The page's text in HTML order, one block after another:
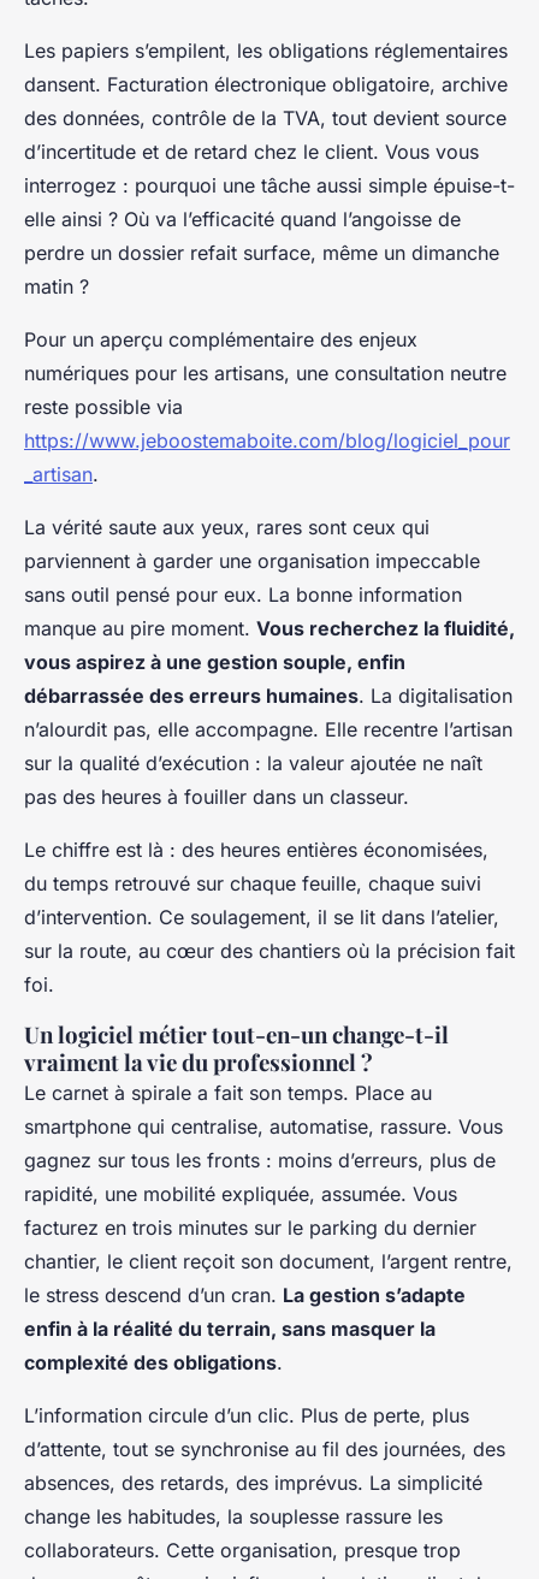
Les papiers s’empilent, les obligations réglementaires
dansent. Facturation électronique obligatoire, archive
des données, contrôle de la TVA, tout devient source
d’incertitude et de retard chez le client. Vous vous
interrogez : pourquoi une tâche aussi simple épuise-t-
elle ainsi ? Où va l’efficacité quand l’angoisse de
perdre un dossier refait surface, même un dimanche
matin ?
Pour un aperçu complémentaire des enjeux
numériques pour les artisans, une consultation neutre
reste possible via
https://www.jeboostemaboite.com/blog/logiciel_pour
_artisan.
La vérité saute aux yeux, rares sont ceux qui
parviennent à garder une organisation impeccable
sans outil pensé pour eux. La bonne information
manque au pire moment. Vous recherchez la fluidité,
vous aspirez à une gestion souple, enfin
débarrassée des erreurs humaines. La digitalisation
n’alourdit pas, elle accompagne. Elle recentre l’artisan
sur la qualité d’exécution : la valeur ajoutée ne naît
pas des heures à fouiller dans un classeur.
Le chiffre est là : des heures entières économisées,
du temps retrouvé sur chaque feuille, chaque suivi
d’intervention. Ce soulagement, il se lit dans l’atelier,
sur la route, au cœur des chantiers où la précision fait
foi.
Un logiciel métier tout-en-un change-t-il
vraiment la vie du professionnel ?
Le carnet à spirale a fait son temps. Place au
smartphone qui centralise, automatise, rassure. Vous
gagnez sur tous les fronts : moins d’erreurs, plus de
rapidité, une mobilité expliquée, assumée. Vous
facturez en trois minutes sur le parking du dernier
chantier, le client reçoit son document, l’argent rentre,
le stress descend d’un cran. La gestion s’adapte
enfin à la réalité du terrain, sans masquer la
complexité des obligations.
L’information circule d’un clic. Plus de perte, plus
d’attente, tout se synchronise au fil des journées, des
absences, des retards, des imprévus. La simplicité
change les habitudes, la souplesse rassure les
collaborateurs. Cette organisation, presque trop